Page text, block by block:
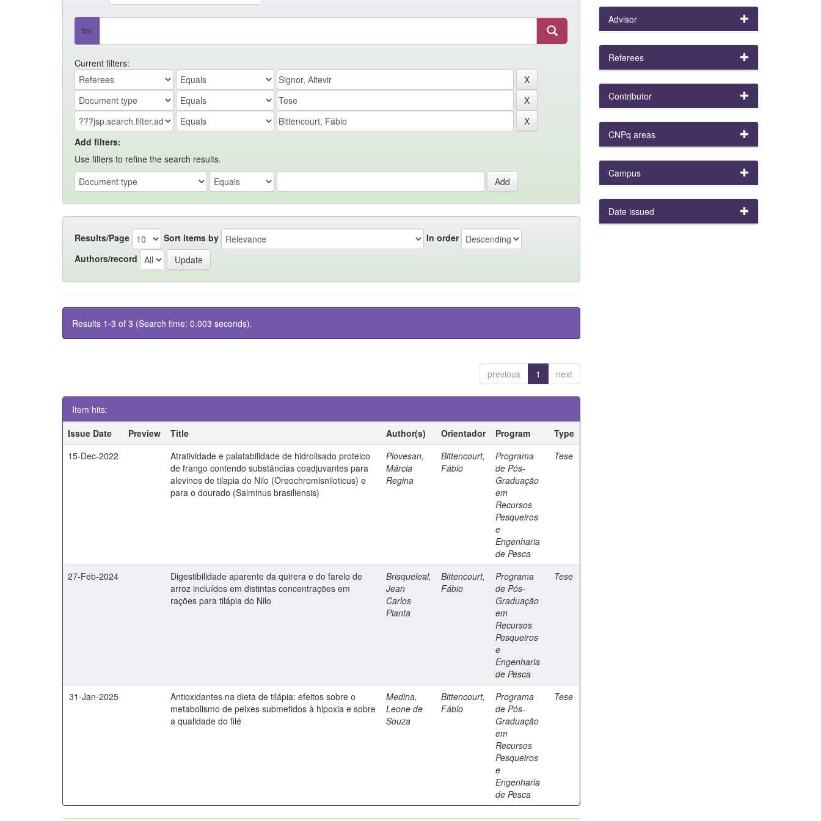
for
Current filters:
Add filters:
Use filters to refine the search results.
Results/Page Sort items by
In order
Authors/record
Results 1-3 of 3 (Search time: 0.003 seconds).
previous 1 next
Item hits:
Issue Date
Preview Title Author(s) Orientador Program
Type
15-Dec-2022
Atratividade e palatabilidade de hidrolisado proteico
de frango contendo substâncias coadjuvantes para
alevinos de tilapia do Nilo (Oreochromisniloticus) e
para o dourado (Salminus brasiliensis)
Piovesan,
Márcia
Regina
Bittencourt,
Fábio
Programa
de Pós-
Graduação
em
Recursos
Pesqueiros
e
Engenharia
de Pesca
Tese
27-Feb-2024
Digestibilidade aparente da quirera e do farelo de
arroz incluídos em distintas concentrações em
rações para tilápia do Nilo
Brisqueleal,
Jean
Carlos
Pianta
Bittencourt,
Fábio
Programa
de Pós-
Graduação
em
Recursos
Pesqueiros
e
Engenharia
de Pesca
Tese
31-Jan-2025
Antioxidantes na dieta de tilápia: efeitos sobre o
metabolismo de peixes submetidos à hipoxia e sobre
a qualidade do filé
Medina,
Leone de
Souza
Bittencourt,
Fábio
Programa
de Pós-
Graduação
em
Recursos
Pesqueiros
e
Engenharia
de Pesca
Tese
Advisor
Referees
Contributor
CNPq areas
Campus
Date issued